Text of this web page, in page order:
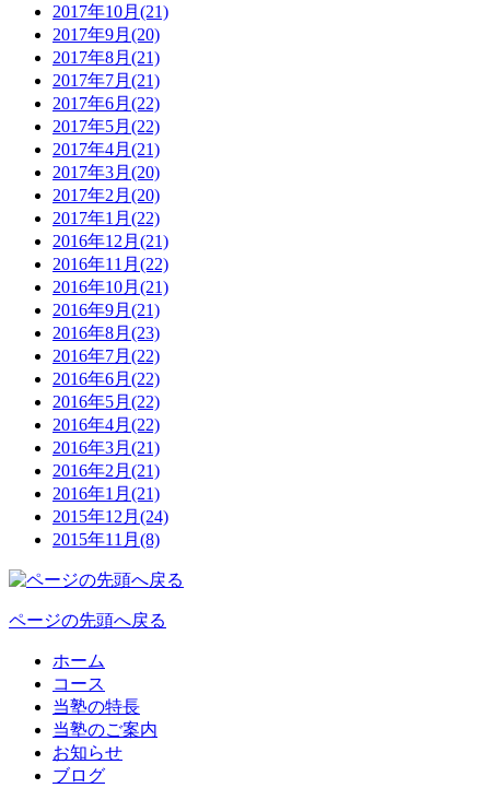
2017年10月(21)
2017年9月(20)
2017年8月(21)
2017年7月(21)
2017年6月(22)
2017年5月(22)
2017年4月(21)
2017年3月(20)
2017年2月(20)
2017年1月(22)
2016年12月(21)
2016年11月(22)
2016年10月(21)
2016年9月(21)
2016年8月(23)
2016年7月(22)
2016年6月(22)
2016年5月(22)
2016年4月(22)
2016年3月(21)
2016年2月(21)
2016年1月(21)
2015年12月(24)
2015年11月(8)
ページの先頭へ戻る
ホーム
コース
当塾の特長
当塾のご案内
お知らせ
ブログ